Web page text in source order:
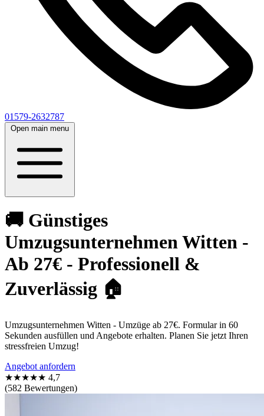
01579-2632787
Open main menu
🚚 Günstiges
Umzugsunternehmen Witten -
Ab 27€ - Professionell &
Zuverlässig 🏠
Umzugsunternehmen Witten - Umzüge ab 27€. Formular in 60
Sekunden ausfüllen und Angebote erhalten. Planen Sie jetzt Ihren
stressfreien Umzug!
Angebot anfordern
★★★★★ 4,7
(582 Bewertungen)